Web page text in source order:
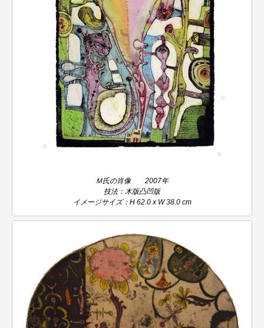
Ｍ氏の肖像 2007年
技法：木版凸凹版
イメージサイズ：H 62.0 x W 38.0 cm